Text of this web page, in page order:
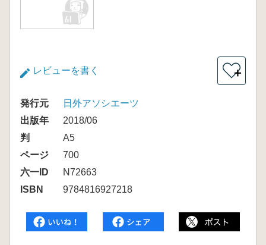
レビューを書く ＋
発行元
日外アソシエーツ
出版年
2018/06
判
A5
ページ
700
六一ID
N72663
ISBN
9784816927218